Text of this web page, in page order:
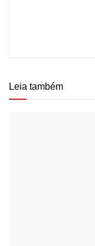
Leia também